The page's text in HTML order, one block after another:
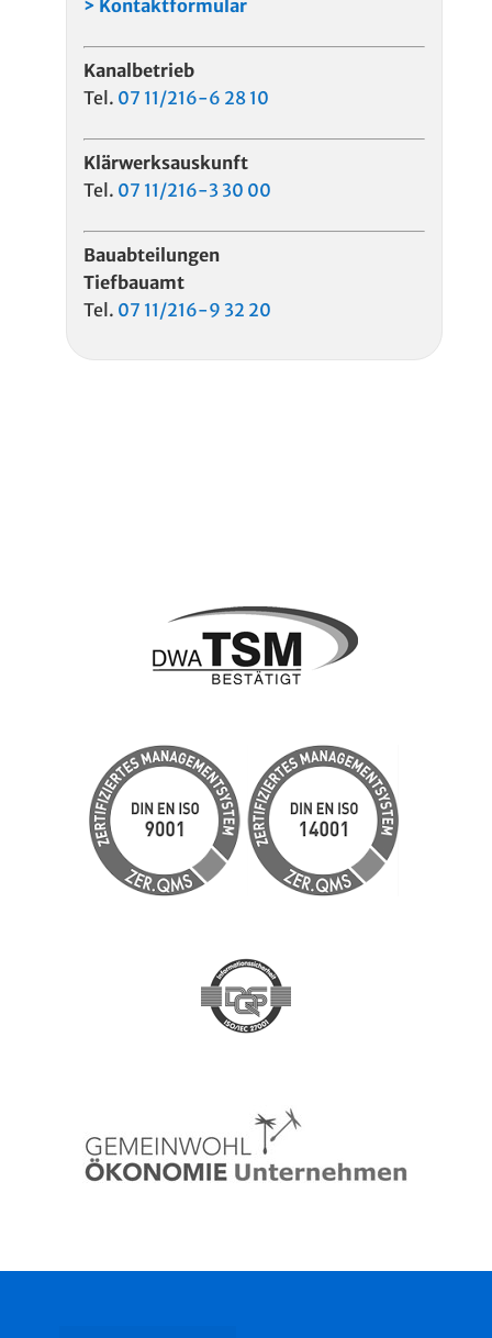
> Kontaktformular
Kanal ­betrieb
Tel. 07 11/216-6 28 10
Klärwerks­auskunft
Tel. 07 11/216-3 30 00
Bau­abteilungen
Tiefbauamt
Tel. 07 11/216-9 32 20